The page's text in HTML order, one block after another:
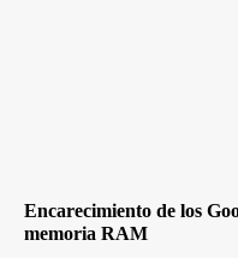
Encarecimiento de los
memoria RAM